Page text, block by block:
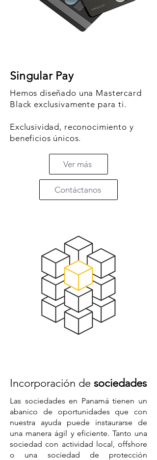
Singular Pay
Hemos diseñado una Mastercard
Black exclusivamente para ti.
​Exclusividad, reconocimiento y
beneficios únicos.
Ver más
Contáctanos
Incorporación de sociedades
Las sociedades en Panamá tienen un
abanico de oportunidades que con
nuestra ayuda puede instaurarse de
una manera ágil y eficiente. Tanto una
sociedad con actividad local, offshore
o una sociedad de protección